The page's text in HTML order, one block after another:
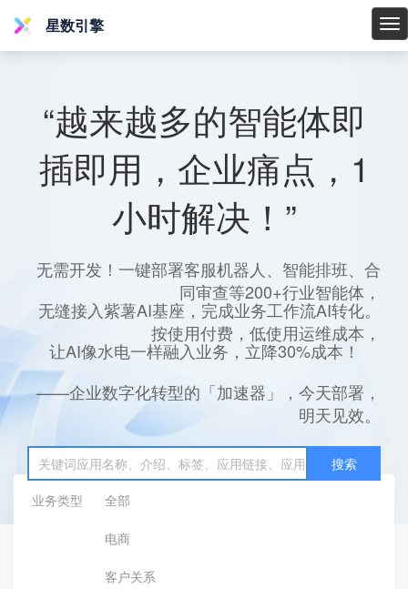
星
星数引擎
“越来越多的智能体即
插即用，企业痛点，1
小时解决！”
无需开发！一键部署客服机器人、智能排班、合
同审查等200+行业智能体，
无缝接入紫薯AI基座，完成业务工作流AI转化。
按使用付费，低使用运维成本，
让AI像水电一样融入业务，立降30%成本！
——企业数字化转型的「加速器」，今天部署，
明天见效。
搜索
业务类型
全部
电商
客户关系